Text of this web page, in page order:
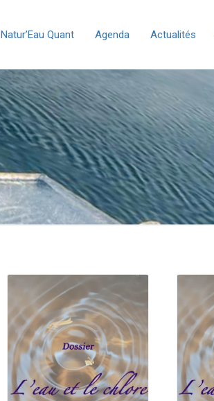
Natur’Eau Quant Agenda Actualités